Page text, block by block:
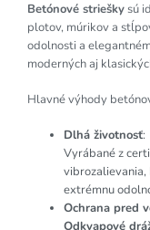
Betónové strieškysú
plotov, múrikov a
odolnosti a
moderných aj
Hlavné výhody
Dlhá životnosť:
Vyrábané z
vibrozalievania,
extrémnu
Ochrana pred
Odkvapové